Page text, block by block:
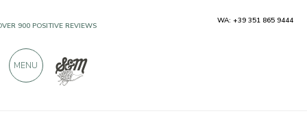
900 POSITIVE REVIEWS WA: +39 351 865 9444
MENU